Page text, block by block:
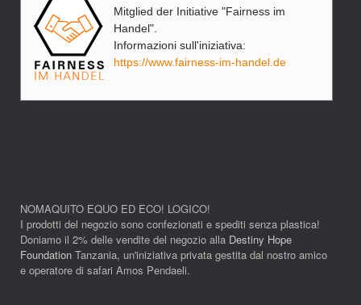
Mitglied der Initiative "Fairness im
Handel".
Informazioni sull'iniziativa:
https://www.fairness-im-handel.de
NOMAQUITO EQUO ED ECO! LOGICO!
I prodotti del negozio sono confezionati e spediti senza plastica!
Doniamo il 2% delle vendite del negozio alla Destiny Hope
Foundation Tanzania, un'iniziativa privata gestita dal nostro amico
e operatore di safari Amos Pendaeli.